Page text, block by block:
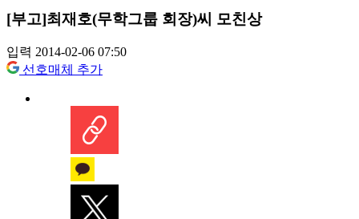
[부고]최재호(무학그룹 회장)씨 모친상
입력 2014-02-06 07:50
선호매체 추가